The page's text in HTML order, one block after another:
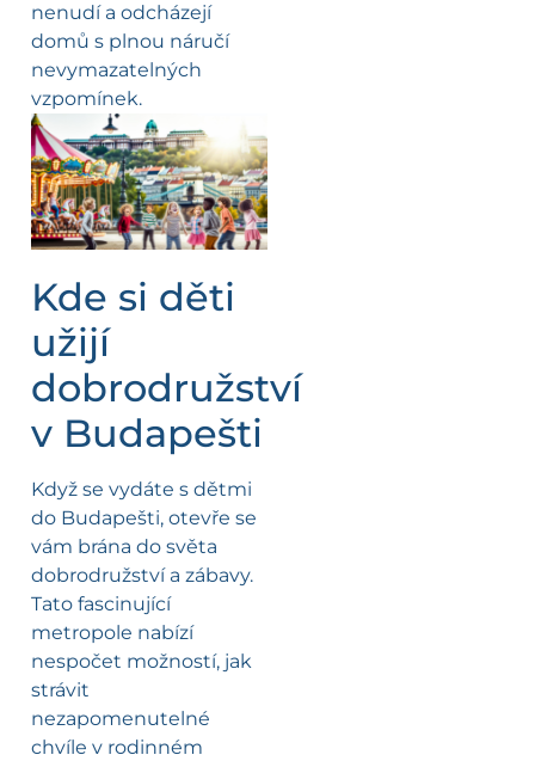
nenudí a odcházejí
domů s plnou náručí
nevymazatelných
vzpomínek.
Kde si děti
užijí
dobrodružství
v Budapešti
Když se vydáte s dětmi
do Budapešti, otevře se
vám brána do světa
dobrodružství a zábavy.
Tato fascinující
metropole nabízí
nespočet možností, jak
strávit
nezapomenutelné
chvíle v rodinném